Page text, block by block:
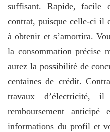
suffisant. Rapide, facile
contrat, puisque celle-ci il
à obtenir et s’amortira.
la consommation précise
aurez la possibilité de
centaines de crédit.
travaux d’électricité,
remboursement
informations du profil et